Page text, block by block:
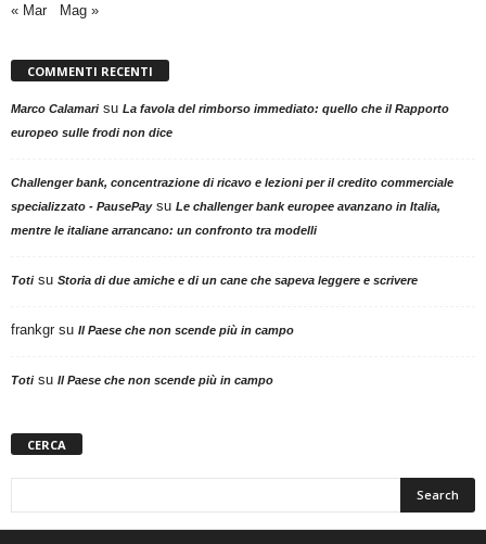
« Mar
Mag »
COMMENTI RECENTI
Marco Calamarisu La favola del rimborso immediato: quello che il Rapporto
europeo sulle frodi non dice
Challenger bank, concentrazione di ricavo e lezioni per il credito commerciale
specializzato - PausePaysu Le challenger bank europee avanzano in Italia,
mentre le italiane arrancano: un confronto tra modelli
Totisu Storia di due amiche e di un cane che sapeva leggere e scrivere
frankgr su Il Paese che non scende più in campo
Totisu Il Paese che non scende più in campo
CERCA